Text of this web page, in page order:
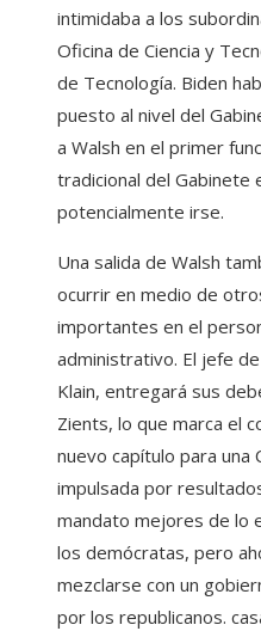
intimidaba a los
Oficina de Ciencia y
de Tecnología. Biden
puesto al nivel del
a Walsh en el primer
tradicional del Gabinete
potencialmente irse.
Una salida de Walsh
ocurrir en medio de
importantes en el
administrativo. El jefe
Klain, entregará sus
Zients, lo que marca el
nuevo capítulo para una
impulsada por
mandato mejores de lo
los demócratas, pero
mezclarse con un
por los republicanos.